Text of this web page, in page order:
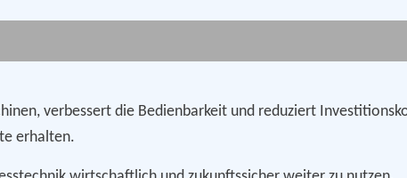
verbessert die Bedienbarkeit und reduziert
erhalten.